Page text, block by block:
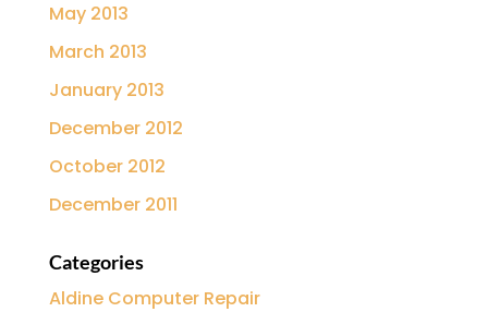
May 2013
March 2013
January 2013
December 2012
October 2012
December 2011
Categories
Aldine Computer Repair